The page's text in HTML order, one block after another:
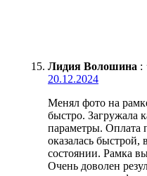
Лидия Волошина :
20.12.2024
Менял фото на
быстро. Загружала
параметры. Оплата
оказалась
состоянии. Рамка
Очень доволен